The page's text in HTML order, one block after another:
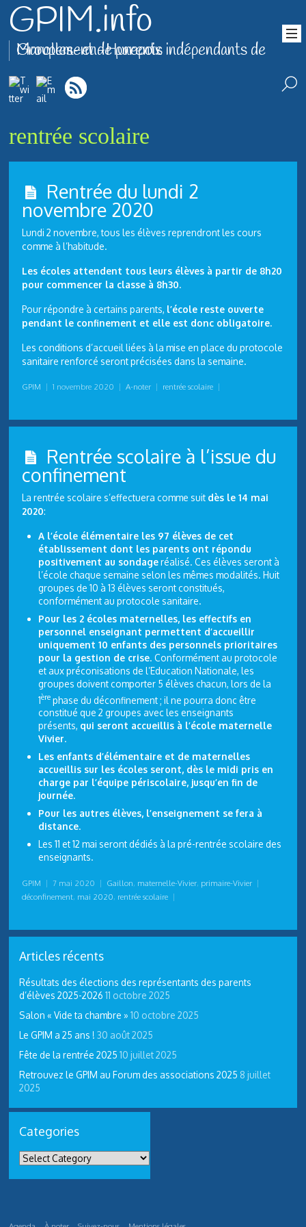
GPIM.info
Groupement de parents indépendants de Marolles-en-Hurepoix
rentrée scolaire
Rentrée du lundi 2
novembre 2020
Lundi 2 novembre, tous les élèves reprendront les cours
comme à l’habitude.
Les écoles attendent tous leurs élèves à partir de 8h20
pour commencer la classe à 8h30.
Pour répondre à certains parents, l’école reste ouverte
pendant le confinement et elle est donc obligatoire.
Les conditions d’accueil liées à la mise en place du protocole
sanitaire renforcé seront précisées dans la semaine.
GPIM | 1 novembre 2020 | A-noter | rentrée scolaire |
Rentrée scolaire à l’issue du
confinement
La rentrée scolaire s’effectuera comme suit dès le 14 mai
2020:
A l’école élémentaire les 97 élèves de cet
établissement dont les parents ont répondu
positivement au sondageréalisé. Ces élèves seront à
l’école chaque semaine selon les mêmes modalités. Huit
groupes de 10 à 13 élèves seront constitués,
conformément au protocole sanitaire.
Pour les 2 écoles maternelles, les effectifs en
personnel enseignant permettent d’accueillir
uniquement 10 enfants des personnels prioritaires
pour la gestion de crise. Conformément au protocole
et aux préconisations de l’Education Nationale, les
groupes doivent comporter 5 élèves chacun, lors de la
1ère phase du déconfinement ; il ne pourra donc être
constitué que 2 groupes avec les enseignants
présents, qui seront accueillis à l’école maternelle
Vivier.
Les enfants d’élémentaire et de maternelles
accueillis sur les écoles seront, dès le midi pris en
charge par l’équipe périscolaire, jusqu’en fin de
journée.
Pour les autres élèves, l’enseignement se fera à
distance.
Les 11 et 12 mai seront dédiés à la pré-rentrée scolaire des
enseignants.
GPIM | 7 mai 2020 | Gaillon, maternelle-Vivier, primaire-Vivier |
déconfinement, mai 2020, rentrée scolaire |
Articles récents
Résultats des élections des représentants des parents
d’élèves 2025-2026 11 octobre 2025
Salon « Vide ta chambre » 10 octobre 2025
Le GPIM a 25 ans ! 30 août 2025
Fête de la rentrée 2025 10 juillet 2025
Retrouvez le GPIM au Forum des associations 2025 8 juillet
2025
Categories